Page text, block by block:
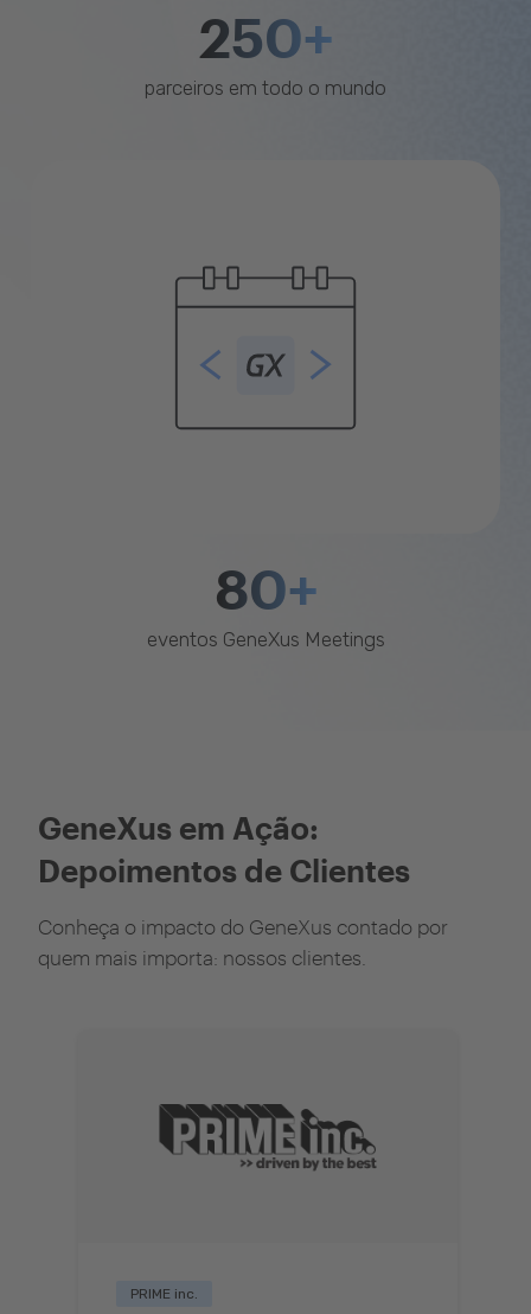
250+
parceiros em todo o mundo
80+
eventos GeneXus Meetings
GeneXus em Ação:
Depoimentos de Clientes
Conheça o impacto do GeneXus contado por
quem mais importa: nossos clientes.
PRIME inc.